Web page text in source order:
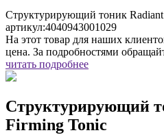
Структурирующий тоник
артикул:4040943001029
На этот товар для наших
цена. За подробностями
читать подробнее
Структурирующий
Firming Tonic